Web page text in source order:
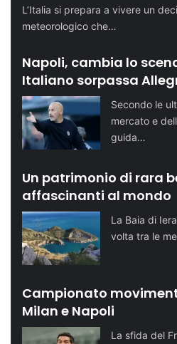
L’Italia si prepara a vivere un
meteorologico che…
Napoli, cambia lo
Italiano sorpassa
Secondo le
mercato e
guida…
Un patrimonio di rara
affascinanti al mondo
La Baia di
volta tra le
Campionato
Milan e Napoli
La sfida del